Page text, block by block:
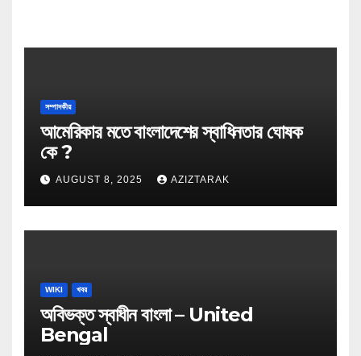
সম্পাদকীয়
আমেরিকার মতে বাংলাদেশের স্বাধিনতার ঘোষক
কে ?
AUGUST 8, 2025 AZIZTARAK
WIKI খবর
অবিভক্ত স্বাধীন বাংলা – United
Bengal